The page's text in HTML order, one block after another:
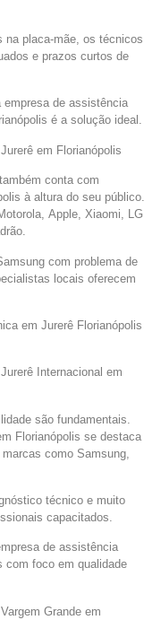
na placa-mãe, os técnicos
e prazos curtos de
empresa de assistência
é a solução ideal.
em Florianópolis
conta com
à altura do seu público.
Apple, Xiaomi, LG
com problema de
locais oferecem
em Jurerê Florianópolis
Internacional em
são fundamentais.
Florianópolis se destaca
como Samsung,
técnico e muito
capacitados.
de assistência
com foco em qualidade
Grande em